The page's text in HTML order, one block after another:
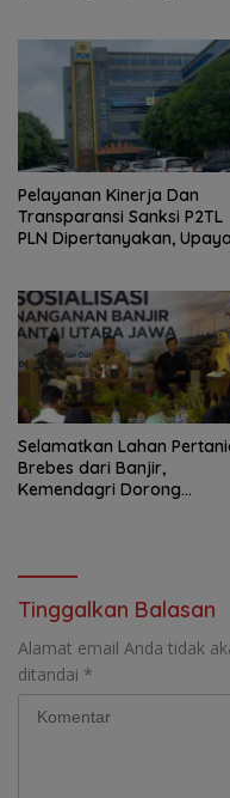
Siapkan Indonesia Jadi
Kolaborasi ASN ASEAN
Pelayanan Kinerja Dan
Transparansi Sanksi P2TL
PLN Dipertanyakan, Upaya
Selamatkan Lahan
Brebes dari Banjir,
Kemendagri Dorong
Tinggalkan Balasan
Alamat email Anda tidak
ditandai *